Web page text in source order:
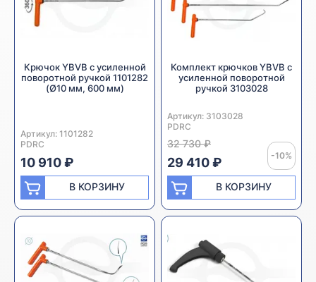
Крючок YBVB с усиленной
поворотной ручкой 1101282
(Ø10 мм, 600 мм)
Артикул: 1101282
Производитель:
PDRC
10 910 ₽
В КОРЗИНУ
Комплект крючков YBVB с
усиленной поворотной
ручкой 3103028
Артикул: 3103028
Производитель:
PDRC
32 730 ₽
-10%
29 410 ₽
В КОРЗИНУ